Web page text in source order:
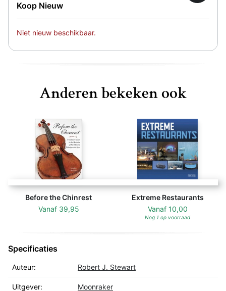
Koop Nieuw
Niet nieuw beschikbaar.
Anderen bekeken ook
Before the Chinrest
Vanaf 39,95
Extreme Restaurants
Vanaf 10,00
Nog 1 op voorraad
Specificaties
Auteur: Robert J. Stewart
Uitgever: Moonraker